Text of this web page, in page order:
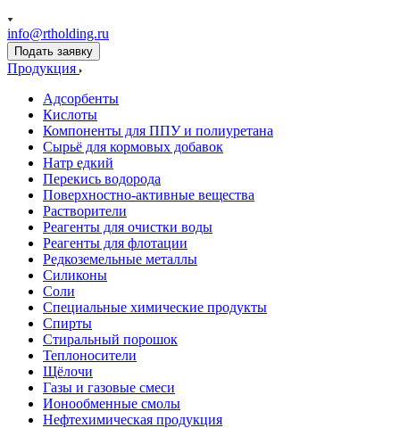
info@rtholding.ru
Подать заявку
Продукция
Адсорбенты
Кислоты
Компоненты для ППУ и полиуретана
Сырьё для кормовых добавок
Натр едкий
Перекись водорода
Поверхностно-активные вещества
Растворители
Реагенты для очистки воды
Реагенты для флотации
Редкоземельные металлы
Силиконы
Соли
Специальные химические продукты
Спирты
Стиральный порошок
Теплоносители
Щёлочи
Газы и газовые смеси
Ионообменные смолы
Нефтехимическая продукция